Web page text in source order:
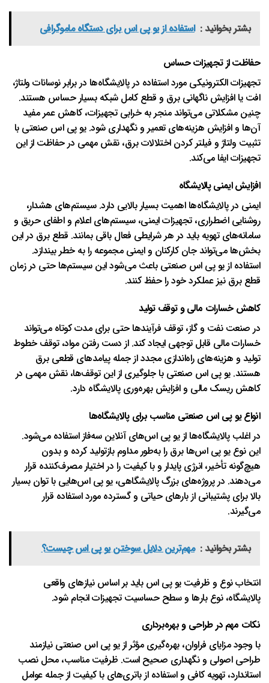
بشتر بخوانید : استفاده از یو پی اس برای دستگاه ماموگرافی
حفاظت از تجهیزات حساس
تجهیزات الکترونیکی مورد استفاده در پالایشگاه‌ها در برابر نوسانات ولتاژ،
افت یا افزایش ناگهانی برق و قطع کامل شبکه بسیار حساس هستند.
چنین مشکلاتی می‌تواند منجر به خرابی تجهیزات، کاهش عمر مفید
آن‌ها و افزایش هزینه‌های تعمیر و نگهداری شود. یو پی اس صنعتی با
تثبیت ولتاژ و فیلتر کردن اختلالات برق، نقش مهمی در حفاظت از این
تجهیزات ایفا می‌کند.
افزایش ایمنی پالایشگاه
ایمنی در پالایشگاه‌ها اهمیت بسیار بالایی دارد. سیستم‌های هشدار،
روشنایی اضطراری، تجهیزات ایمنی، سیستم‌های اعلام و اطفای حریق و
سامانه‌های تهویه باید در هر شرایطی فعال باقی بمانند. قطع برق در این
بخش‌ها می‌تواند جان کارکنان و ایمنی مجموعه را به خطر بیندازد.
استفاده از یو پی اس صنعتی باعث می‌شود این سیستم‌ها حتی در زمان
قطع برق نیز عملکرد خود را حفظ کنند.
کاهش خسارات مالی و توقف تولید
در صنعت نفت و گاز، توقف فرآیندها حتی برای مدت کوتاه می‌تواند
خسارات مالی قابل توجهی ایجاد کند. از دست رفتن مواد، توقف خطوط
تولید و هزینه‌های راه‌اندازی مجدد از جمله پیامدهای قطعی برق
هستند. یو پی اس صنعتی با جلوگیری از این توقف‌ها، نقش مهمی در
کاهش ریسک مالی و افزایش بهره‌وری پالایشگاه دارد.
انواع یو پی اس صنعتی مناسب برای پالایشگاه‌ها
در اغلب پالایشگاه‌ها از یو پی اس‌های آنلاین سه‌فاز استفاده می‌شود.
این نوع یو پی اس‌ها برق را به‌طور مداوم بازتولید کرده و بدون
هیچ‌گونه تأخیر، انرژی پایدار و با کیفیت را در اختیار مصرف‌کننده قرار
می‌دهند. در پروژه‌های بزرگ پالایشگاهی، یو پی اس‌هایی با توان بسیار
بالا برای پشتیبانی از بارهای حیاتی و گسترده مورد استفاده قرار
می‌گیرند.
بشتر بخوانید : مهم‌ترین دلایل سوختن یو پی اس چیست؟
انتخاب نوع و ظرفیت یو پی اس باید بر اساس نیازهای واقعی
پالایشگاه، نوع بارها و سطح حساسیت تجهیزات انجام شود.
نکات مهم در طراحی و بهره‌برداری
با وجود مزایای فراوان، بهره‌گیری مؤثر از یو پی اس صنعتی نیازمند
طراحی اصولی و نگهداری صحیح است. ظرفیت مناسب، محل نصب
استاندارد، تهویه کافی و استفاده از باتری‌های با کیفیت از جمله عوامل